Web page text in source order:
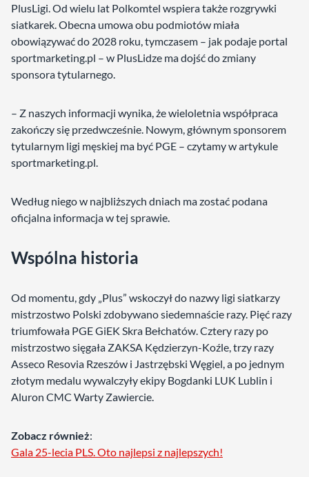
PlusLigi. Od wielu lat Polkomtel wspiera także rozgrywki
siatkarek. Obecna umowa obu podmiotów miała
obowiązywać do 2028 roku, tymczasem – jak podaje portal
sportmarketing.pl – w PlusLidze ma dojść do zmiany
sponsora tytularnego.
– Z naszych informacji wynika, że wieloletnia współpraca
zakończy się przedwcześnie. Nowym, głównym sponsorem
tytularnym ligi męskiej ma być PGE – czytamy w artykule
sportmarketing.pl.
Według niego w najbliższych dniach ma zostać podana
oficjalna informacja w tej sprawie.
Wspólna historia
Od momentu, gdy „Plus” wskoczył do nazwy ligi siatkarzy
mistrzostwo Polski zdobywano siedemnaście razy. Pięć razy
triumfowała PGE GiEK Skra Bełchatów. Cztery razy po
mistrzostwo sięgała ZAKSA Kędzierzyn-Koźle, trzy razy
Asseco Resovia Rzeszów i Jastrzębski Węgiel, a po jednym
złotym medalu wywalczyły ekipy Bogdanki LUK Lublin i
Aluron CMC Warty Zawiercie.
Zobacz również:
Gala 25-lecia PLS. Oto najlepsi z najlepszych!